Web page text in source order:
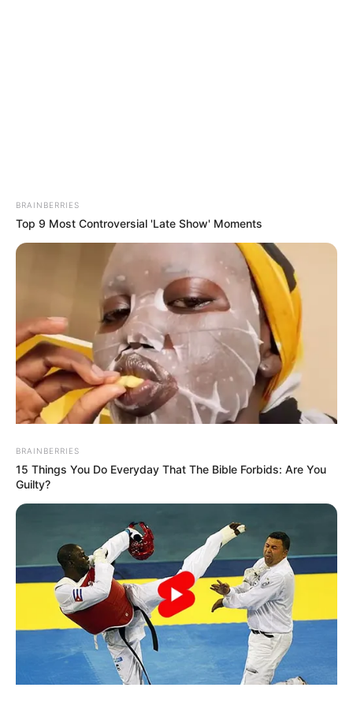
View this post on Instagram
A post shared by Patrick Adams (@halfadams)
BRAINBERRIES
Top 9 Most Controversial 'Late Show' Moments
BRAINBERRIES
15 Things You Do Everyday That The Bible Forbids: Are You
Guilty?